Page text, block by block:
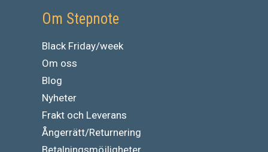
Om Stepnote
Black Friday/week
Om oss
Blog
Nyheter
Frakt och Leverans
Ångerrätt/Returnering
Betalningsmöjligheter